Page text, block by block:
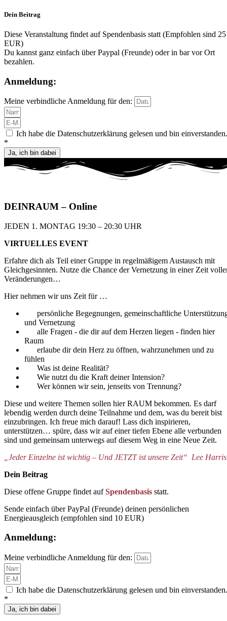
Dein Beitrag
Diese Veranstaltung findet auf Spendenbasis statt (Empfohlen sind 25
EUR)
Du kannst ganz einfach über Paypal (Freunde) oder in bar vor Ort
bezahlen.
Anmeldung:
Meine verbindliche Anmeldung für den:
Ich habe die Datenschutzerklärung gelesen und bin einverstanden.
*
Ja, ich bin dabei
DEINRAUM– Online
JEDEN 1. MONTAG 19:30 – 20:30 UHR​
VIRTUELLES EVENT
Erfahre dich als Teil einer Gruppe in regelmäßigem Austausch mit
Gleichgesinnten. Nutze die Chance der Vernetzung in einer Zeit
Veränderungen…
Hier nehmen wir uns Zeit für …
persönliche Begegnungen, gemeinschaftliche
und Vernetzung
alle Fragen - die dir auf dem Herzen liegen - finden hier
Raum
erlaube dir dein Herz zu öffnen, wahrzunehmen und zu
fühlen
Was ist deine Realität?
Wie nutzt du die Kraft deiner Intension?
Wer können wir sein, jenseits von Trennung?
Diese und weitere Themen sollen hier RAUM bekommen. Es darf
lebendig werden durch deine Teilnahme und dem, was du bereit bist
einzubringen. Ich freue mich darauf! Lass dich inspirieren,
unterstützen… spüre, dass wir auf einer tiefen Ebene alle verbunden
sind und gemeinsam unterwegs auf diesem Weg in eine Neue Zeit.
„Jeder Einzelne ist wichtig – Und JETZT ist unsere Zeit“ Lee Harris
Dein Beitrag
Diese offene Gruppe findet aufSpendenbasis statt.
Sende einfach über PayPal (Freunde) deinen persönlichen
Energieausgleich (empfohlen sind 10 EUR)
Anmeldung:
Meine verbindliche Anmeldung für den:
Ich habe die Datenschutzerklärung gelesen und bin einverstanden.
*
Ja, ich bin dabei